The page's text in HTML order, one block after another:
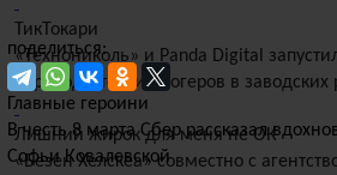
поделиться:
Главные героини
В честь 8 марта Сбер рассказал
Софьи Ковалевской
ТикТокари
«Технониколь» и Panda Digital
переподготовки блогеров в заводских
Лишний жирок для меня не ОК
«Безен Хелскеа» совместно с